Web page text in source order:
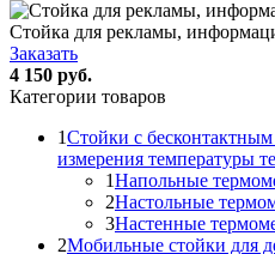
Стойка для рекламы,
Заказать
4 150 руб.
Категории товаров
1Стойки с
измерения температуры
1Напольные
2Настольные
3Настенные
2Мобильные стойки для